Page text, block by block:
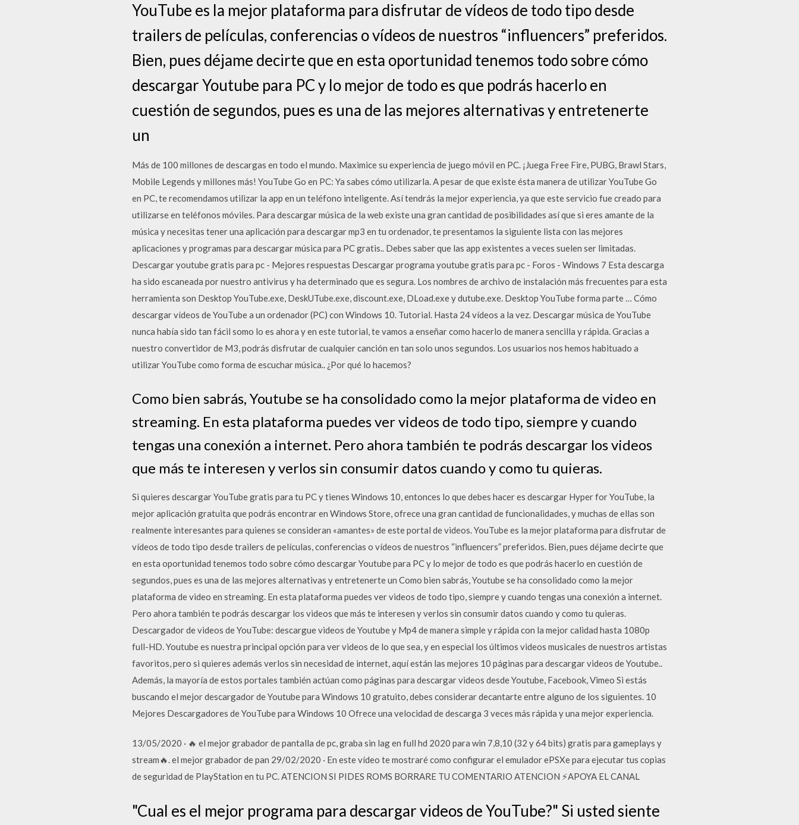
YouTube es la mejor plataforma para disfrutar de vídeos de todo tipo desde
trailers de películas, conferencias o vídeos de nuestros “influencers” preferidos.
Bien, pues déjame decirte que en esta oportunidad tenemos todo sobre cómo
descargar Youtube para PC y lo mejor de todo es que podrás hacerlo en
cuestión de segundos, pues es una de las mejores alternativas y entretenerte
un
Más de 100 millones de descargas en todo el mundo. Maximice su experiencia de juego móvil en PC. ¡Juega Free Fire, PUBG, Brawl Stars,
Mobile Legends y millones más! YouTube Go en PC: Ya sabes cómo utilizarla. A pesar de que existe ésta manera de utilizar YouTube Go
en PC, te recomendamos utilizar la app en un teléfono inteligente. Así tendrás la mejor experiencia, ya que este servicio fue creado para
utilizarse en teléfonos móviles. Para descargar música de la web existe una gran cantidad de posibilidades así que si eres amante de la
música y necesitas tener una aplicación para descargar mp3 en tu ordenador, te presentamos la siguiente lista con las mejores
aplicaciones y programas para descargar música para PC gratis.. Debes saber que las app existentes a veces suelen ser limitadas.
Descargar youtube gratis para pc - Mejores respuestas Descargar programa youtube gratis para pc - Foros - Windows 7 Esta descarga
ha sido escaneada por nuestro antivirus y ha determinado que es segura. Los nombres de archivo de instalación más frecuentes para esta
herramienta son Desktop YouTube.exe, DeskUTube.exe, discount.exe, DLoad.exe y dutube.exe. Desktop YouTube forma parte … Cómo
descargar vídeos de YouTube a un ordenador (PC) con Windows 10. Tutorial. Hasta 24 vídeos a la vez. Descargar música de YouTube
nunca había sido tan fácil somo lo es ahora y en este tutorial, te vamos a enseñar como hacerlo de manera sencilla y rápida. Gracias a
nuestro convertidor de M3, podrás disfrutar de cualquier canción en tan solo unos segundos. Los usuarios nos hemos habituado a
utilizar YouTube como forma de escuchar música.. ¿Por qué lo hacemos?
Como bien sabrás, Youtube se ha consolidado como la mejor plataforma de video en
streaming. En esta plataforma puedes ver videos de todo tipo, siempre y cuando
tengas una conexión a internet. Pero ahora también te podrás descargar los videos
que más te interesen y verlos sin consumir datos cuando y como tu quieras.
Si quieres descargar YouTube gratis para tu PC y tienes Windows 10, entonces lo que debes hacer es descargar Hyper for YouTube, la
mejor aplicación gratuita que podrás encontrar en Windows Store, ofrece una gran cantidad de funcionalidades, y muchas de ellas son
realmente interesantes para quienes se consideran «amantes» de este portal de videos. YouTube es la mejor plataforma para disfrutar de
vídeos de todo tipo desde trailers de películas, conferencias o vídeos de nuestros “influencers” preferidos. Bien, pues déjame decirte que
en esta oportunidad tenemos todo sobre cómo descargar Youtube para PC y lo mejor de todo es que podrás hacerlo en cuestión de
segundos, pues es una de las mejores alternativas y entretenerte un Como bien sabrás, Youtube se ha consolidado como la mejor
plataforma de video en streaming. En esta plataforma puedes ver videos de todo tipo, siempre y cuando tengas una conexión a internet.
Pero ahora también te podrás descargar los videos que más te interesen y verlos sin consumir datos cuando y como tu quieras.
Descargador de videos de YouTube: descargue videos de Youtube y Mp4 de manera simple y rápida con la mejor calidad hasta 1080p
full-HD. Youtube es nuestra principal opción para ver videos de lo que sea, y en especial los últimos videos musicales de nuestros artistas
favoritos, pero si quieres además verlos sin necesidad de internet, aquí están las mejores 10 páginas para descargar videos de Youtube..
Además, la mayoría de estos portales también actúan como páginas para descargar videos desde Youtube, Facebook, Vimeo Si estás
buscando el mejor descargador de Youtube para Windows 10 gratuito, debes considerar decantarte entre alguno de los siguientes. 10
Mejores Descargadores de YouTube para Windows 10 Ofrece una velocidad de descarga 3 veces más rápida y una mejor experiencia.
13/05/2020 · 🔥 el mejor grabador de pantalla de pc, graba sin lag en full hd 2020 para win 7,8,10 (32 y 64 bits) gratis para gameplays y
stream🔥. el mejor grabador de pan 29/02/2020 · En este vídeo te mostraré como configurar el emulador ePSXe para ejecutar tus copias
de seguridad de PlayStation en tu PC. ATENCION SI PIDES ROMS BORRARE TU COMENTARIO ATENCION ⚡APOYA EL CANAL
"Cual es el mejor programa para descargar videos de YouTube?" Si usted siente